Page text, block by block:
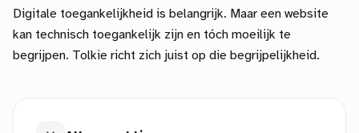
Digitale toegankelijkheid is belangrijk. Maar een website
kan technisch toegankelijk zijn en tóch moeilijk te
begrijpen. Tolkie richt zich juist op die begrijpelijkheid.